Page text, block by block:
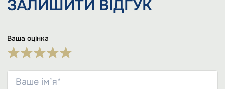
ЗАЛИШИТИ ВІДГУК
Ваша оцінка